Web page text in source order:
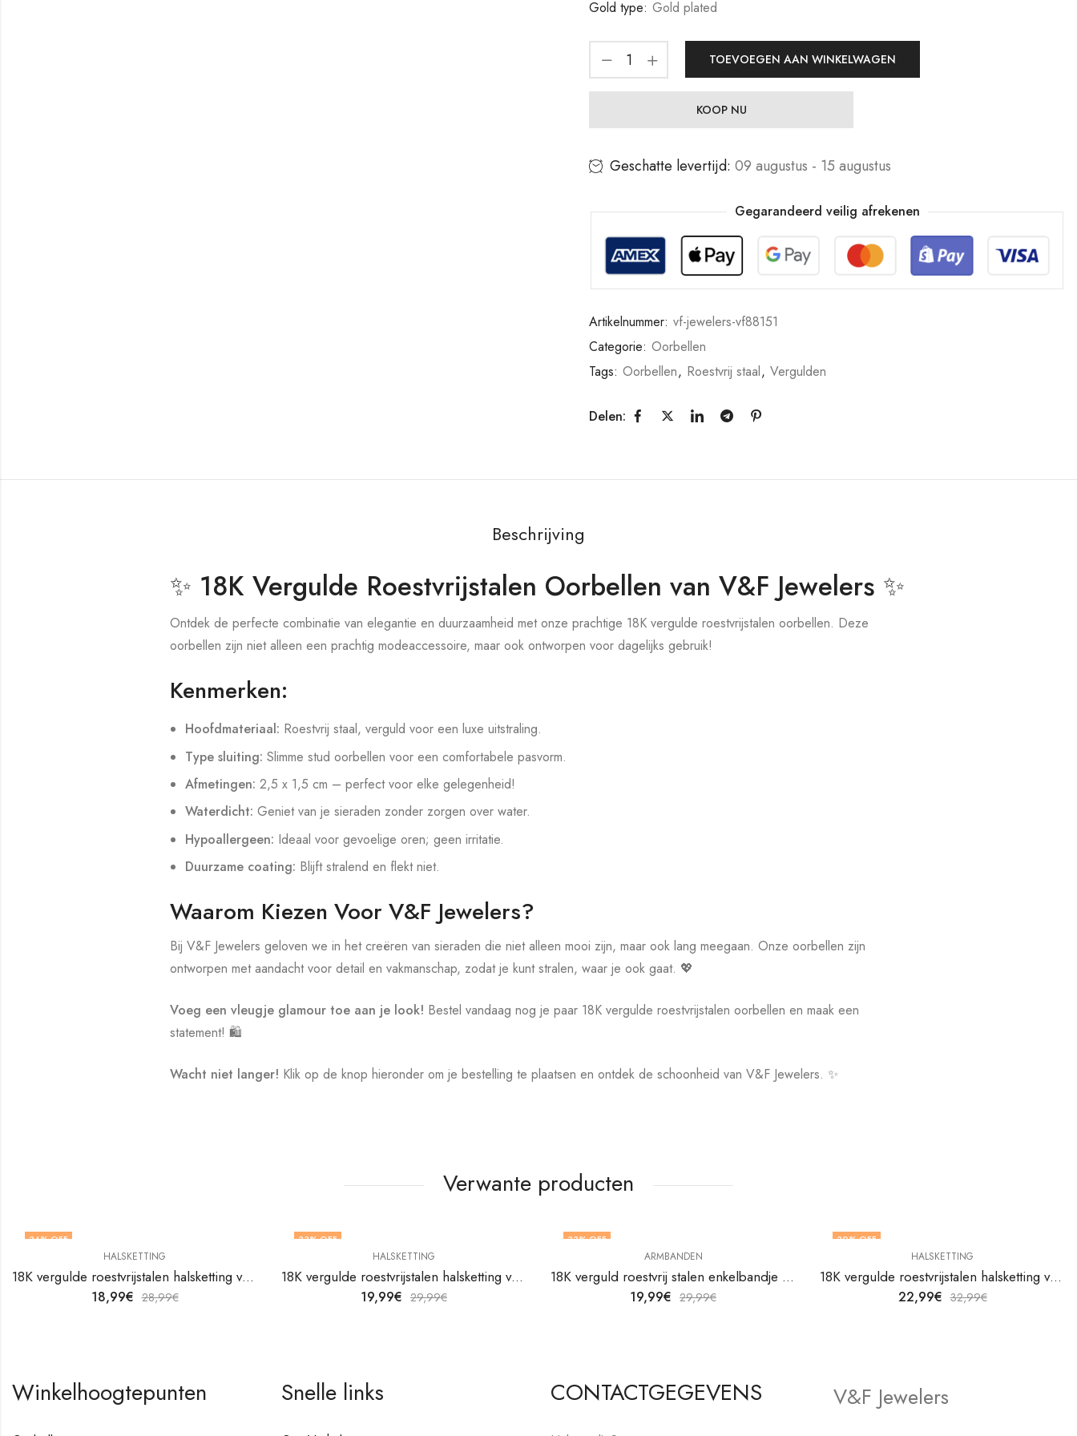
Gold type: Gold plated
TOEVOEGEN AAN WINKELWAGEN
KOOP NU
Geschatte levertijd: 09 augustus - 15 augustus
Gegarandeerd veilig afrekenen
Artikelnummer: vf-jewelers-vf88151
Categorie: Oorbellen
Tags: Oorbellen, Roestvrij staal, Vergulden
Delen:
Beschrijving
✨ 18K Vergulde Roestvrijstalen Oorbellen van V&F Jewelers ✨
Ontdek de perfecte combinatie van elegantie en duurzaamheid met onze prachtige 18K vergulde roestvrijstalen oorbellen. Deze
oorbellen zijn niet alleen een prachtig modeaccessoire, maar ook ontworpen voor dagelijks gebruik!
Kenmerken:
Hoofdmateriaal: Roestvrij staal, verguld voor een luxe uitstraling.
Type sluiting: Slimme stud oorbellen voor een comfortabele pasvorm.
Afmetingen: 2,5 x 1,5 cm – perfect voor elke gelegenheid!
Waterdicht: Geniet van je sieraden zonder zorgen over water.
Hypoallergeen: Ideaal voor gevoelige oren; geen irritatie.
Duurzame coating: Blijft stralend en flekt niet.
Waarom Kiezen Voor V&F Jewelers?
Bij V&F Jewelers geloven we in het creëren van sieraden die niet alleen mooi zijn, maar ook lang meegaan. Onze oorbellen zijn
ontworpen met aandacht voor detail en vakmanschap, zodat je kunt stralen, waar je ook gaat. 💖
Voeg een vleugje glamour toe aan je look! Bestel vandaag nog je paar 18K vergulde roestvrijstalen oorbellen en maak een
statement! 🛍️
Wacht niet langer! Klik op de knop hieronder om je bestelling te plaatsen en ontdek de schoonheid van V&F Jewelers. ✨
Verwante producten
34% OFF
HALSKETTING
18K vergulde roestvrijstalen halsketting van V&F Juweliers
18,99€ 28,99€
33% OFF
HALSKETTING
18K vergulde roestvrijstalen halsketting van V&F Juweliers
19,99€ 29,99€
33% OFF
ARMBANDEN
18K verguld roestvrij stalen enkelbandje van V&F Juweliers
19,99€ 29,99€
30% OFF
HALSKETTING
18K vergulde roestvrijstalen halsketting van V&F Juweliers
22,99€ 32,99€
Winkelhoogtepunten Snelle links CONTACTGEGEVENS V&F Jewelers